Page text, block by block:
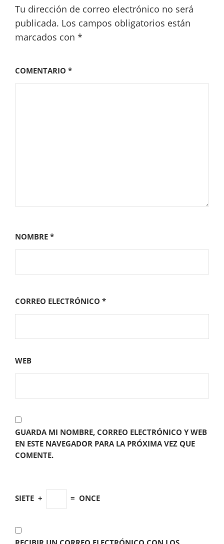
Tu dirección de correo electrónico no será
publicada. Los campos obligatorios están
marcados con *
COMENTARIO *
NOMBRE *
CORREO ELECTRÓNICO *
WEB
GUARDA MI NOMBRE, CORREO ELECTRÓNICO Y WEB
EN ESTE NAVEGADOR PARA LA PRÓXIMA VEZ QUE
COMENTE.
SIETE + = ONCE